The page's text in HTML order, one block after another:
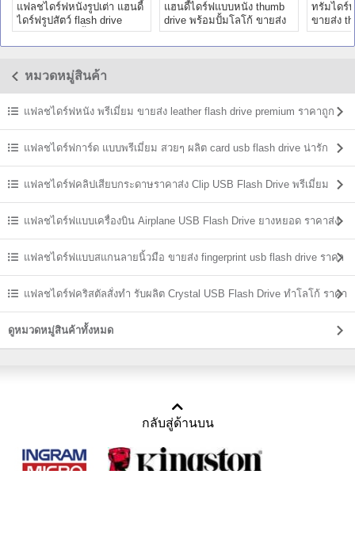
แฟลชไดร์ฟหนังรูปเต่า แฮนดี้
ไดร์ฟรูปสัตว์ flash drive
cartoon พร้อมปั้มโลโก้
แฮนดี้ไดร์ฟแบบหนัง thumb
drive พร้อมปั้มโลโก้ ขายส่ง
flash drive ราคาถูก
ทรัมไดร์
ขายส่ง
กุญแจพก
หมวดหมู่สินค้า
แฟลชไดร์ฟหนัง พรีเมี่ยม ขายส่ง leather flash drive premium ราคาถูก
แฟลชไดร์ฟการ์ด แบบพรีเมี่ยม สวยๆ ผลิต card usb flash drive น่ารัก
แฟลชไดร์ฟคลิปเสียบกระดาษราคาส่ง Clip USB Flash Drive พรีเมี่ยม
ราคาถูกแฟลชไดร์ฟแบบเครื่องบิน Airplane USB Flash Drive ยางหยอด ราคาส่ง
แฟลชไดร์ฟแบบสแกนลายนิ้วมือ ขายส่ง fingerprint usb flash drive ราคา
ถูก แฟลชไดร์ฟคริสตัลสั่งทำ รับผลิต Crystal USB Flash Drive ทำโลโก้ ราคา
ส่ง
ดูหมวดหมู่สินค้าทั้งหมด
กลับสู่ด้านบน